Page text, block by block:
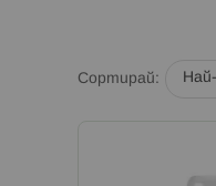
Сортирай